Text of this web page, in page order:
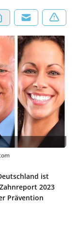
ist
2023
Prävention